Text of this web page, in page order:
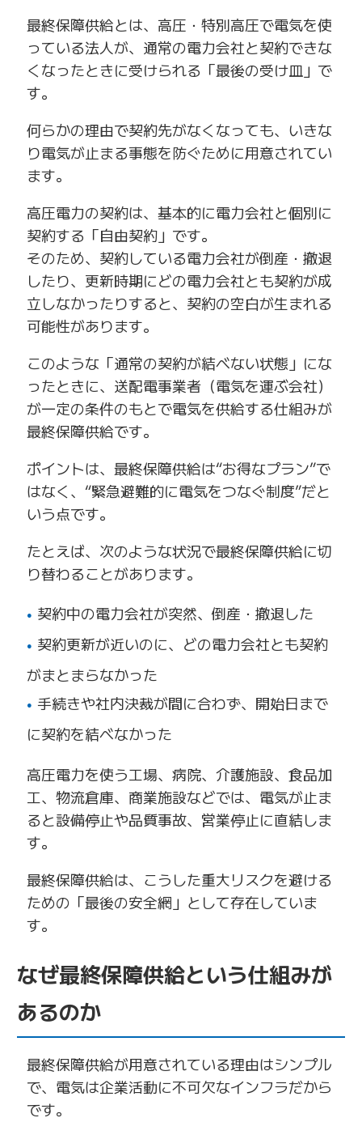
最終保障供給とは、高圧・特別高圧で電気を使
っている法人が、通常の電力会社と契約できな
くなったときに受けられる「最後の受け皿」で
す。
何らかの理由で契約先がなくなっても、いきな
り電気が止まる事態を防ぐために用意されてい
ます。
高圧電力の契約は、基本的に電力会社と個別に
契約する「自由契約」です。
そのため、契約している電力会社が倒産・撤退
したり、更新時期にどの電力会社とも契約が成
立しなかったりすると、契約の空白が生まれる
可能性があります。
このような「通常の契約が結べない状態」にな
ったときに、送配電事業者（電気を運ぶ会社）
が一定の条件のもとで電気を供給する仕組みが
最終保障供給です。
ポイントは、最終保障供給は“お得なプラン”で
はなく、“緊急避難的に電気をつなぐ制度”だと
いう点です。
たとえば、次のような状況で最終保障供給に切
り替わることがあります。
契約中の電力会社が突然、倒産・撤退した
契約更新が近いのに、どの電力会社とも契約
がまとまらなかった
手続きや社内決裁が間に合わず、開始日まで
に契約を結べなかった
高圧電力を使う工場、病院、介護施設、食品加
工、物流倉庫、商業施設などでは、電気が止ま
ると設備停止や品質事故、営業停止に直結しま
す。
最終保障供給は、こうした重大リスクを避ける
ための「最後の安全網」として存在していま
す。
なぜ最終保障供給という仕組みが
あるのか
最終保障供給が用意されている理由はシンプル
で、電気は企業活動に不可欠なインフラだから
です。